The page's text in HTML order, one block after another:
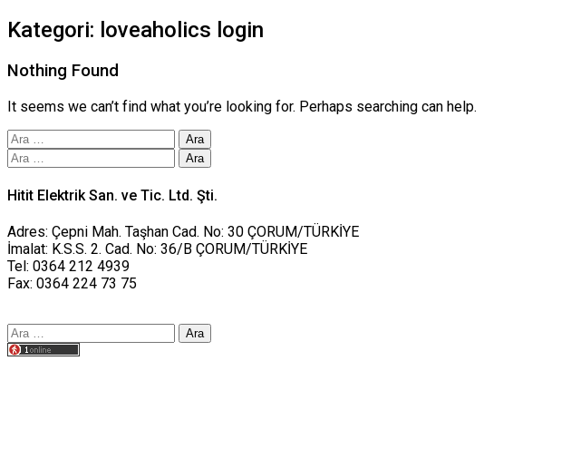
Kategori: loveaholics login
Nothing Found
It seems we can’t find what you’re looking for. Perhaps searching can help.
Arama:
Arama:
Hitit Elektrik San. ve Tic. Ltd. Şti.
Adres: Çepni Mah. Taşhan Cad. No: 30 ÇORUM/TÜRKİYE
İmalat: K.S.S. 2. Cad. No: 36/B ÇORUM/TÜRKİYE
Tel: 0364 212 4939
Fax: 0364 224 73 75
Arama: